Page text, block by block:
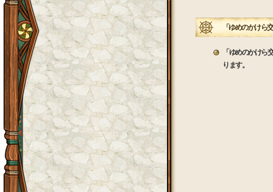
「ゆめのかけら
「ゆめのかけ
ります。